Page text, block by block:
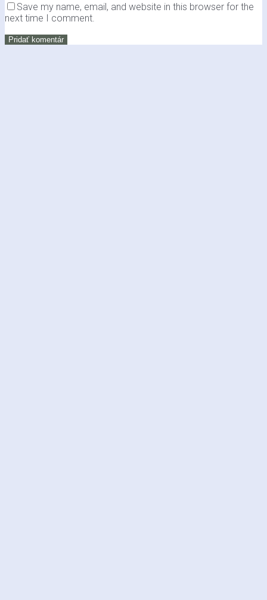
Save my name, email, and website in this browser for the
next time I comment.